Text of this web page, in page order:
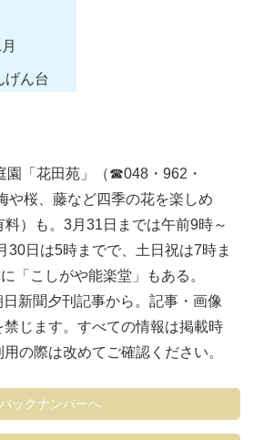
げん台
「花田苑」（☎048・962・
や桜、藤など四季の花を楽しめ
）も。3月31日までは午前9時～
30日は5時までで、土日祝は7時ま
「こしがや能楽堂」もある。
新聞夕刊記事から。記事・画像
じます。すべての情報は掲載時
の際は改めてご確認ください。
バックナンバーへ